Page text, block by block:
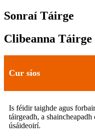
Sonraí Táirge
Clibeanna Táirge
Cur síos
Is féidir taighde agus
táirgeadh, a
úsáideoirí.